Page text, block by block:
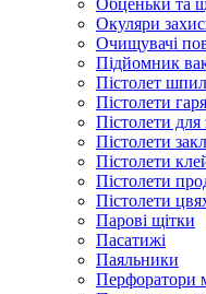
Обценьки та
Окуляри
Очищувачі
Підйомник
Пістолет
Пістолети
Пістолети
Пістолети
Пістолети
Пістолети
Пістолети
Парові щітки
Пасатижі
Паяльники
Перфоратори